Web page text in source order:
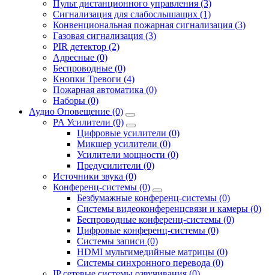
Пульт дистанционного управления (3)
Сигнализация для слабослышащих (1)
Конвенциональная пожарная сигнализация (3)
Газовая сигнализация (3)
PIR детектор (2)
Адресные (0)
Беспроводные (0)
Кнопки Тревоги (4)
Пожарная автоматика (0)
Наборы (0)
Аудио Оповещение (0)
PA Усилители (0)
Цифровые усилители (0)
Микшер усилители (0)
Усилители мощности (0)
Предусилители (0)
Источники звука (0)
Конференц-системы (0)
Безбумажные конференц-системы (0)
Системы видеоконференцсвязи и камеры (0)
Беспроводные конференц-системы (0)
Цифровые конференц-системы (0)
Системы записи (0)
HDMI мультимедийные матрицы (0)
Системы синхронного перевода (0)